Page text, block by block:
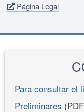
Página Legal
Para consultar el
Preliminares